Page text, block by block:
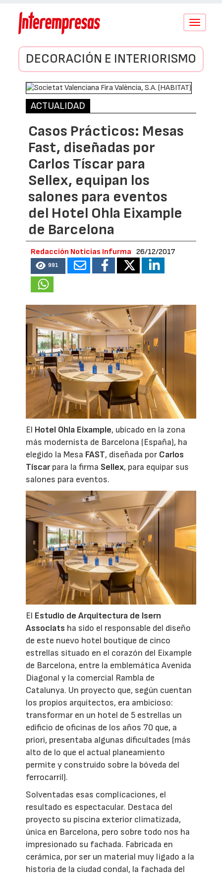
Conmutar
DECORACIÓN E INTERIORISMO
ACTUALIDAD
Casos Prácticos: Mesas
Fast, diseñadas por
Carlos Tíscar para
Sellex, equipan los
salones para eventos
del Hotel Ohla Eixample
de Barcelona
Redacción Noticias Infurma 26/12/2017
991
El Hotel Ohla Eixample, ubicado en la zona
más modernista de Barcelona (España), ha
elegido la Mesa FAST, diseñada por Carlos
Tíscarpara la firma Sellex, para equipar sus
salones para eventos.
El Estudio de Arquitectura de Isern
Associats ha sido el responsable del diseño
de este nuevo hotel boutique de cinco
estrellas situado en el corazón del Eixample
de Barcelona, entre la emblemática Avenida
Diagonal y la comercial Rambla de
Catalunya. Un proyecto que, según cuentan
los propios arquitectos, era ambicioso:
transformar en un hotel de 5 estrellas un
edificio de oficinas de los años 70 que, a
priori, presentaba algunas dificultades (más
alto de lo que el actual planeamiento
permite y construido sobre la bóveda del
ferrocarril).
Solventadas esas complicaciones, el
resultado es espectacular. Destaca del
proyecto su piscina exterior climatizada,
única en Barcelona, pero sobre todo nos ha
impresionado su fachada. Fabricada en
cerámica, por ser un material muy ligado a la
historia de la ciudad condal, la fachada del